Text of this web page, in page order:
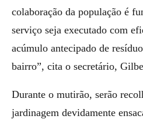
colaboração da população é
serviço seja executado com
acúmulo antecipado de
bairro”, cita o secretário,
Durante o mutirão, serão
jardinagem devidamente